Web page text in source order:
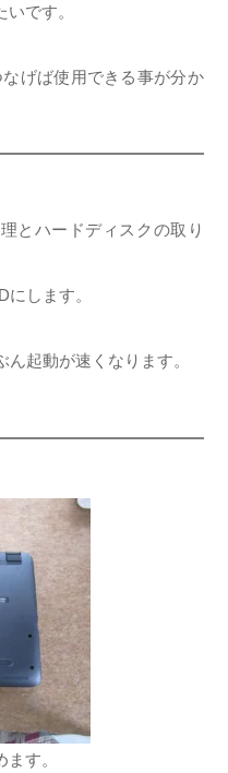
です。
げば使用できる事が分か
とハードディスクの取り
します。
起動が速くなります。
す。